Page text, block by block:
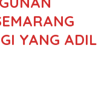
YANG ADIL